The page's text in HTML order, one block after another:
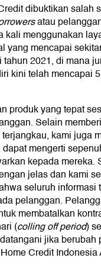
dibuktikan salah
atau
kali menggunakan
yang mencapai
2021, di mana
kini telah mencapai
produk yang tepat
Selain
kami juga
mengerti
kepada mereka.
jelas dan kami
seluruh informasi
pelanggan.
membatalkan
(colling off period)
jika berubah
Credit Indonesia